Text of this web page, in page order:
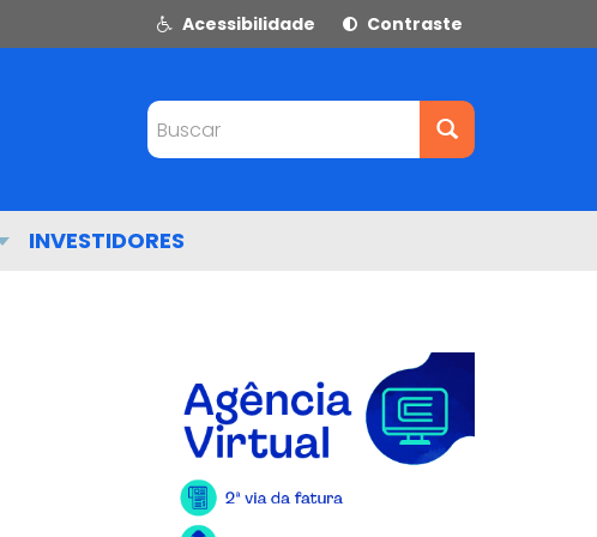
Acessibilidade Contraste
Buscar
INVESTIDORES